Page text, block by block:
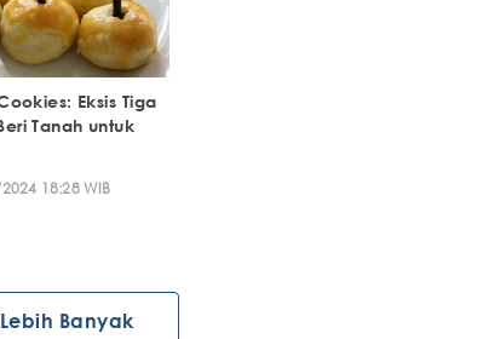
Eksis Tiga
Tanah untuk
18:28 WIB
Banyak